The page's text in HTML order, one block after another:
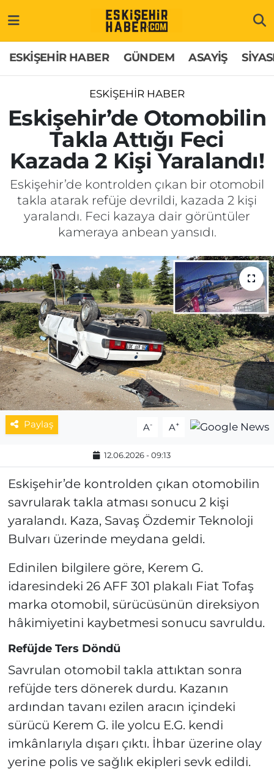
ESKİŞEHİR HABER GÜNDEM ASAYİŞ
ESKİŞEHİR HABER
Eskişehir’de Otomobilin
Takla Attığı Feci
Kazada 2 Kişi Yaralandı!
Eskişehir’de kontrolden çıkan bir otomobil
takla atarak refüje devrildi, kazada 2 kişi
yaralandı. Feci kazaya dair görüntüler
kameraya anbean yansıdı.
Paylaş A- A+
12.06.2026 - 09:13
Eskişehir’de kontrolden çıkan otomobilin
savrularak takla atması sonucu 2 kişi
yaralandı. Kaza, Savaş Özdemir Teknoloji
Bulvarı üzerinde meydana geldi.
Edinilen bilgilere göre, Kerem G.
idaresindeki 26 AFF 301 plakalı Fiat Tofaş
marka otomobil, sürücüsünün direksiyon
hâkimiyetini kaybetmesi sonucu savruldu.
Refüjde Ters Döndü
Savrulan otomobil takla attıktan sonra
refüjde ters dönerek durdu. Kazanın
ardından tavanı ezilen aracın içindeki
sürücü Kerem G. ile yolcu E.G. kendi
imkânlarıyla dışarı çıktı. İhbar üzerine olay
yerine polis ve sağlık ekipleri sevk edildi.
GÜNDEM
ASAYİŞ
SİYASET
EKONOMİ
SAĞLIK
EĞİTİM
SPOR
MAGAZİN
ESKİŞEHİRSPOR
Hakkımızda
İletişim
Künye
Odunpazarı Trafik Yoğunluk Haritası
Süper Lig Puan Durumu ve Fikstür
Tüm Manşetler
Son Dakika Haberleri
Haber Arşivi